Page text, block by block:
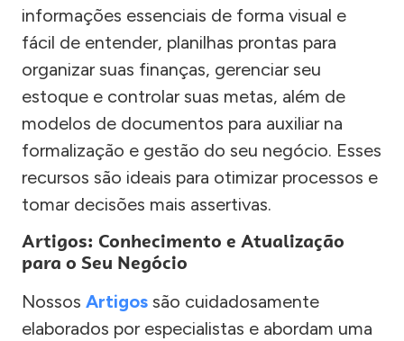
informações essenciais de forma visual e
fácil de entender, planilhas prontas para
organizar suas finanças, gerenciar seu
estoque e controlar suas metas, além de
modelos de documentos para auxiliar na
formalização e gestão do seu negócio. Esses
recursos são ideais para otimizar processos e
tomar decisões mais assertivas.
Artigos: Conhecimento e Atualização
para o Seu Negócio
Nossos Artigos são cuidadosamente
elaborados por especialistas e abordam uma